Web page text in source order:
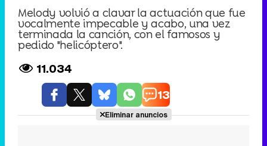
Melody volvió a clavar la actuación que fue
vocalmente impecable y acabo, una vez
terminada la canción, con el famosos y
pedido "helicóptero".
11.034
13
Eliminar anuncios